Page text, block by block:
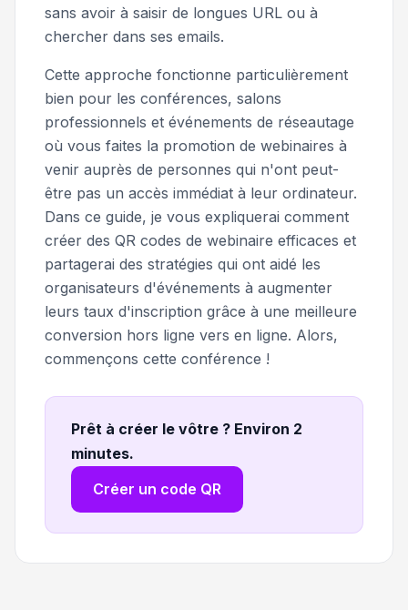
sans avoir à saisir de longues URL ou à
chercher dans ses emails.
Cette approche fonctionne particulièrement
bien pour les conférences, salons
professionnels et événements de réseautage
où vous faites la promotion de webinaires à
venir auprès de personnes qui n'ont peut-
être pas un accès immédiat à leur ordinateur.
Dans ce guide, je vous expliquerai comment
créer des QR codes de webinaire efficaces et
partagerai des stratégies qui ont aidé les
organisateurs d'événements à augmenter
leurs taux d'inscription grâce à une meilleure
conversion hors ligne vers en ligne. Alors,
commençons cette conférence !
Prêt à créer le vôtre ? Environ 2
minutes.
Créer un code QR